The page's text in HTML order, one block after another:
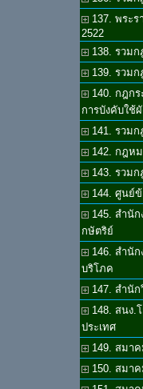
137. พระ
2522
138. รวม
139. รวมก
140. กฎก
การบังคับใช้
141. รวม
142. กฎห
143. รวม
144. ศูนย์
145. สำนั
กษัตริย์
146. สำนั
บริโภค
147. สำนั
148. สนง.
ประเทศ
149. สมา
150. สมา